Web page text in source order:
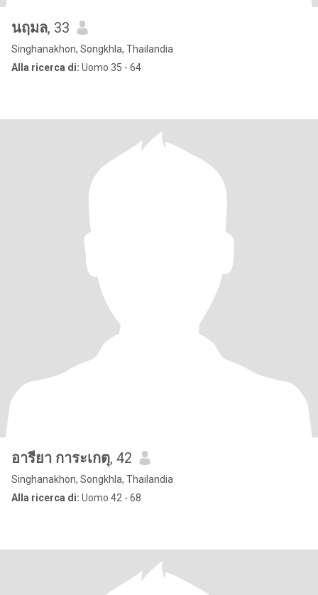
นฤมล, 33
Singhanakhon, Songkhla, Thailandia
Alla ricerca di: Uomo 35 - 64
อารียา การะเกตุ, 42
Singhanakhon, Songkhla, Thailandia
Alla ricerca di: Uomo 42 - 68